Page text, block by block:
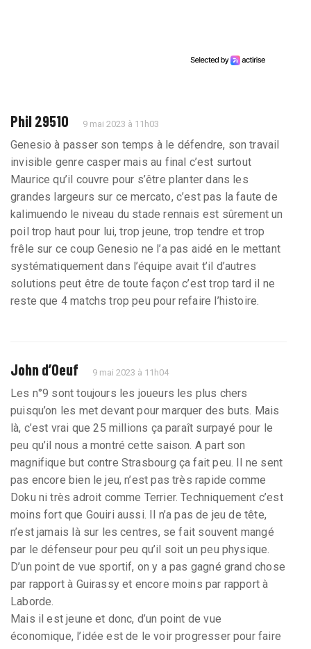
Phil 29510 9 mai 2023 à 11h03
Genesio à passer son temps à le défendre, son travail
invisible genre casper mais au final c’est surtout
Maurice qu’il couvre pour s’être planter dans les
grandes largeurs sur ce mercato, c’est pas la faute de
kalimuendo le niveau du stade rennais est sûrement un
poil trop haut pour lui, trop jeune, trop tendre et trop
frêle sur ce coup Genesio ne l’a pas aidé en le mettant
systématiquement dans l’équipe avait t’il d’autres
solutions peut être de toute façon c’est trop tard il ne
reste que 4 matchs trop peu pour refaire l’histoire.
John d’Oeuf 9 mai 2023 à 11h04
Les n°9 sont toujours les joueurs les plus chers
puisqu’on les met devant pour marquer des buts. Mais
là, c’est vrai que 25 millions ça paraît surpayé pour le
peu qu’il nous a montré cette saison. A part son
magnifique but contre Strasbourg ça fait peu. Il ne sent
pas encore bien le jeu, n’est pas très rapide comme
Doku ni très adroit comme Terrier. Techniquement c’est
moins fort que Gouiri aussi. Il n’a pas de jeu de tête,
n’est jamais là sur les centres, se fait souvent mangé
par le défenseur pour peu qu’il soit un peu physique.
D’un point de vue sportif, on y a pas gagné grand chose
par rapport à Guirassy et encore moins par rapport à
Laborde.
Mais il est jeune et donc, d’un point de vue
économique, l’idée est de le voir progresser pour faire